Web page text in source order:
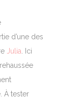
d’une des
Julia. Ici
À tester